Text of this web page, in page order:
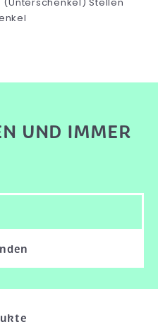
UND IMMER